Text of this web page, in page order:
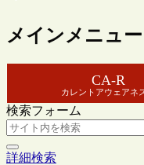
メインメニュー
CA-R
カレントアウェアネ
検索フォーム
詳細検索